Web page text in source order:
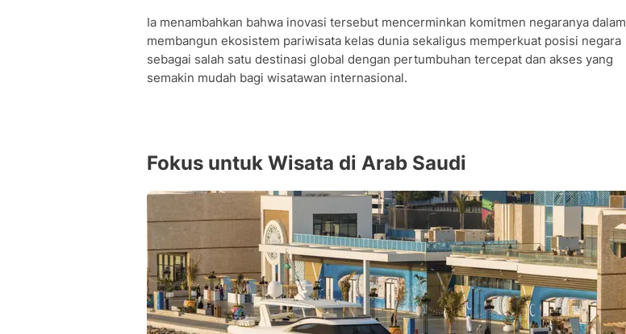
Ia menambahkan bahwa inovasi tersebut mencerminkan komitmen negaranya dalam
membangun ekosistem pariwisata kelas dunia sekaligus memperkuat posisi negara
sebagai salah satu destinasi global dengan pertumbuhan tercepat dan akses yang
semakin mudah bagi wisatawan internasional.
Fokus untuk Wisata di Arab Saudi